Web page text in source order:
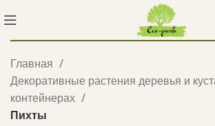
Главная
Декоративные растения деревья и
контейнерах
Пихты